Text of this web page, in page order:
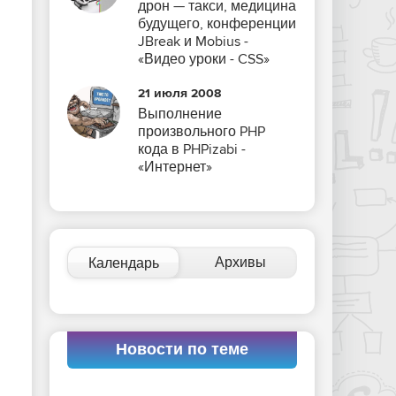
дрон — такси, медицина
будущего, конференции
JBreak и Mobius -
«Видео уроки - CSS»
21 июля 2008
Выполнение
произвольного PHP
кода в PHPizabi -
«Интернет»
Календарь Архивы
Новости по теме